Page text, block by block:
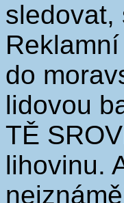
sledovat,
do
lidovou
TĚ
lihovinu.